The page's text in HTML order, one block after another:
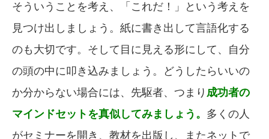
そういうことを考え、「これだ！」という考えを
見つけ出しましょう。紙に書き出して言語化する
のも大切です。そして目に見える形にして、自分
の頭の中に叩き込みましょう。どうしたらいいの
か分からない場合には、先駆者、つまり 成功者の
マインドセットを真似してみましょう。 多くの人
がセミナーを開き、教材を出版し、またネットで